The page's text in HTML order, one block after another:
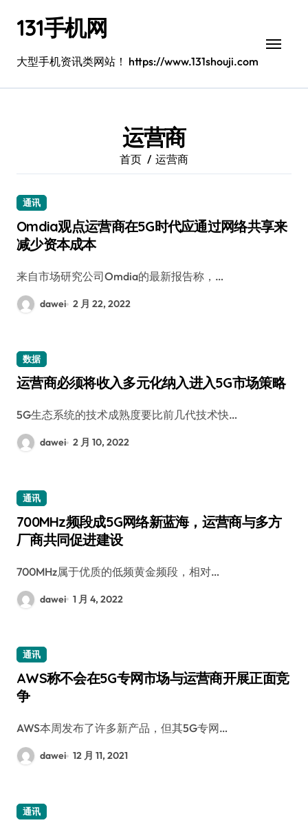
131手机网
大型手机资讯类网站！ https://www.131shouji.com
运营商
首页 运营商
通讯
Omdia观点运营商在5G时代应通过网络共享来
减少资本成本
来自市场研究公司Omdia的最新报告称，…
dawei 2 月 22, 2022
数据
运营商必须将收入多元化纳入进入5G市场策略
5G生态系统的技术成熟度要比前几代技术快…
dawei 2 月 10, 2022
通讯
700MHz频段成5G网络新蓝海，运营商与多方
厂商共同促进建设
700MHz属于优质的低频黄金频段，相对…
dawei 1 月 4, 2022
通讯
AWS称不会在5G专网市场与运营商开展正面竞
争
AWS本周发布了许多新产品，但其5G专网…
dawei 12 月 11, 2021
通讯